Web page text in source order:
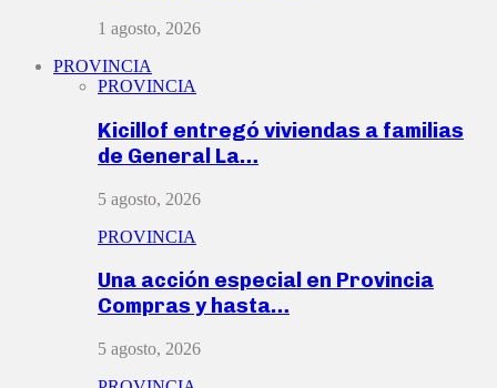
1 agosto, 2026
PROVINCIA
PROVINCIA
Kicillof entregó viviendas a familias
de General La…
5 agosto, 2026
PROVINCIA
Una acción especial en Provincia
Compras y hasta…
5 agosto, 2026